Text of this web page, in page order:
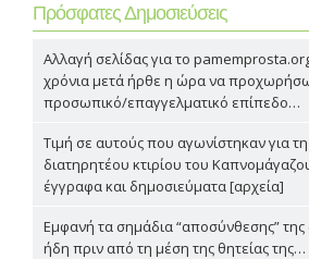
Πρόσφατες Δημοσιεύσεις
Αλλαγή σελίδας για το
χρόνια μετά ήρθε η ώρα να
προσωπικό/επαγγελματικό επίπεδο…
Τιμή σε αυτούς που αγωνίστηκαν για
διατηρητέου κτιρίου του
έγγραφα και δημοσιεύματα [αρχεία]
Εμφανή τα σημάδια “αποσύνθεσης” της
ήδη πριν από τη μέση της θητείας